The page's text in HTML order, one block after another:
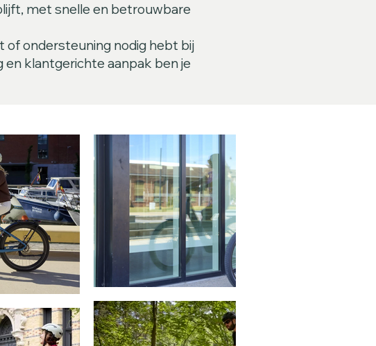
met snelle en betrouwbare
of ondersteuning nodig hebt bij
en klantgerichte aanpak ben je